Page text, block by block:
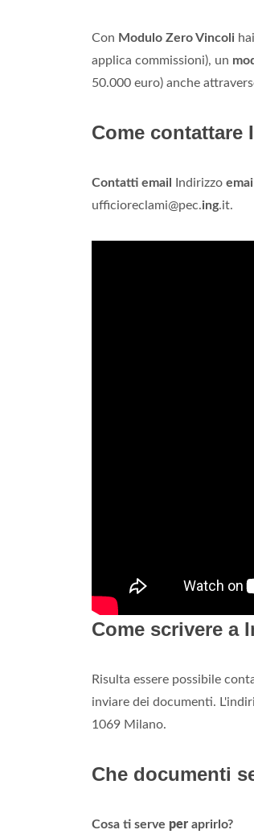
Con Modulo Zero Vincoli
applica commissioni), un
50.000 euro) anche
Come contattare